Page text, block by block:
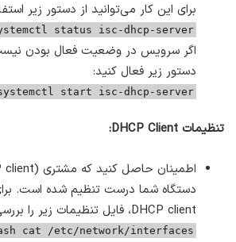
برای این کار می‌توانید از دستور زیر
status isc-dhcp-server
اگر سرویس در وضعیت فعال بودن
دستور زیر فعال کنید:
systemctl start isc-dhcp-server
تنظیمات DHCP Client:
دستگاه شما درست تنظیم شده است.
DHCP client، فایل تنظیمات زیر را بررسی کنید:
cat /etc/network/interfaces